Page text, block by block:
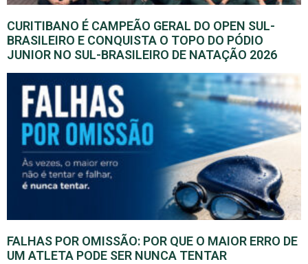
CURITIBANO É CAMPEÃO GERAL DO OPEN SUL-
BRASILEIRO E CONQUISTA O TOPO DO PÓDIO
JUNIOR NO SUL-BRASILEIRO DE NATAÇÃO 2026
FALHAS POR OMISSÃO: POR QUE O MAIOR ERRO DE
UM ATLETA PODE SER NUNCA TENTAR